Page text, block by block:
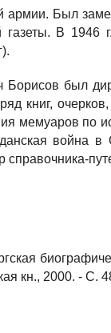
Был
газеты. В
был
книг,
мемуаров по
война
кн., 2000. -